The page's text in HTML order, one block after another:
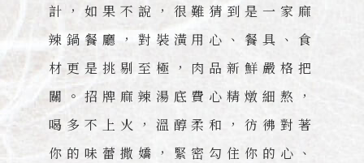
計，如果不說，很難猜到是一家麻
辣鍋餐廳，對裝潢用心、餐具、食
材更是挑剔至極，肉品新鮮嚴格把
關。招牌麻辣湯底費心精燉細熬，
喝多不上火，溫醇柔和，彷彿對著
你的味蕾撒嬌，緊密勾住你的心、